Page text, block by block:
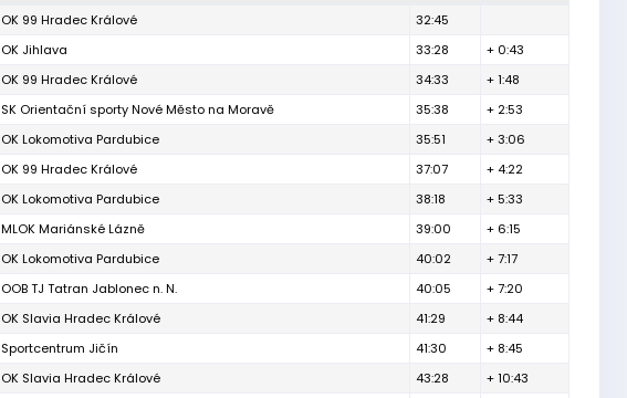
OK 99 Hradec Králové
32:45
OK Jihlava 33:28
+ 0:43
OK 99 Hradec Králové 34:33
+ 1:48
SK Orientační sporty Nové Město na Moravě 35:38
+ 2:53
OK Lokomotiva Pardubice 35:51
+ 3:06
OK 99 Hradec Králové 37:07
+ 4:22
OK Lokomotiva Pardubice 38:18
+ 5:33
MLOK Mariánské Lázně 39:00
+ 6:15
OK Lokomotiva Pardubice 40:02
+ 7:17
OOB TJ Tatran Jablonec n. N. 40:05
+ 7:20
OK Slavia Hradec Králové 41:29
+ 8:44
Sportcentrum Jičín 41:30
+ 8:45
OK Slavia Hradec Králové 43:28
+ 10:43